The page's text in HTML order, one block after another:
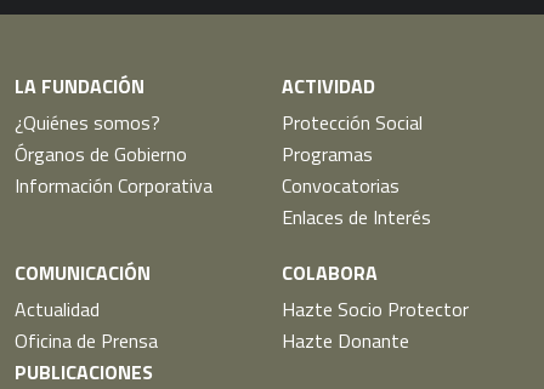
LA FUNDACIÓN
¿Quiénes somos?
Órganos de Gobierno
Información Corporativa
ACTIVIDAD
Protección Social
Programas
Convocatorias
Enlaces de Interés
COMUNICACIÓN
Actualidad
Oficina de Prensa
PUBLICACIONES
COLABORA
Hazte Socio Protector
Hazte Donante